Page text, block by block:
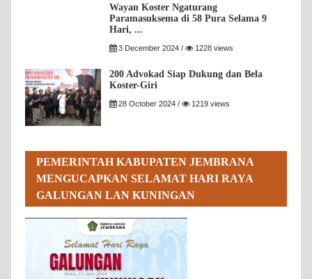
Wayan Koster Ngaturang
Paramasuksema di 58 Pura Selama 9
Hari, ...
3 December 2024 / 1228 views
200 Advokad Siap Dukung dan Bela
Koster-Giri
28 October 2024 / 1219 views
PEMERINTAH KABUPATEN JEMBRANA
MENGUCAPKAN SELAMAT HARI RAYA
GALUNGAN LAN KUNINGAN